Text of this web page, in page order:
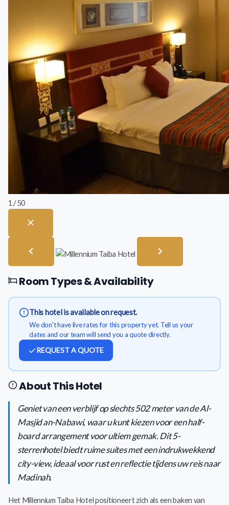
1 / 50
Room Types & Availability
This hotel is available on request.
We don't have live rates for this property yet. Tell us your
dates and our team will send you a quote directly.
REQUEST A QUOTE
About This Hotel
Geniet van een verblijf op slechts 502 meter van de Al-
Masjid an-Nabawi, waar u kunt kiezen voor een half-
board arrangement voor ultiem gemak. Dit 5-
sterrenhotel biedt ruime suites met een indrukwekkend
city-view, ideaal voor rust en reflectie tijdens uw reis naar
Madinah.
Het Millennium Taiba Hotel positioneert zich als een baken van